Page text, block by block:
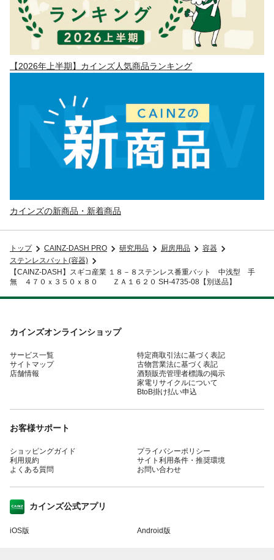
【2026年上半期】カインズ人気商品ランキング
カインズの新商品・新着商品
トップ CAINZ-DASH PRO 研究用品 厨房用品
容器
ステンレスバット(容器)
【CAINZ-DASH】スギコ産業 １８－８ステンレス番重バット 中浅型 手
無 ４７０ｘ３５０ｘ８０ ＺＡ１６２０ SH-4735-08【別送品】
カインズオンラインショップ
サービス一覧
サイトマップ
店舗情報
特定商取引法に基づく表記
古物営業法に基づく表記
酒類販売管理者標識の掲示
家電リサイクルについて
BtoB掛け払い申込
お客様サポート
ショッピングガイド
利用規約
よくある質問
プライバシーポリシー
サイト利用条件・推奨環境
お問い合わせ
カインズ公式アプリ
iOS版 Android版